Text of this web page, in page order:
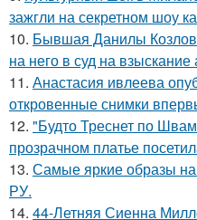
зажгли на секретном шоу
10. Бывшая Данилы
на него в суд на
11. Анастасия ивлеева
откровенные снимки
12. "Будто Треснет по
прозрачном платье
13. Самые яркие образы
РУ.
14. 44-Летняя Сиенна